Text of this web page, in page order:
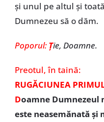
şi unul pe altul şi
Dumnezeu să o dăm.
Poporul: Ţie, Doamne.
Preotul, în taină:
RUGĂCIUNEA
Doamne Dumnezeul
este neasemănată şi